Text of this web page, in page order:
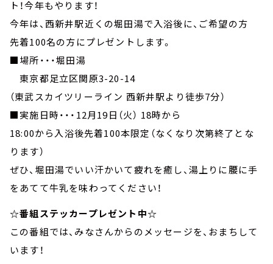
ト！今年もやります！
今年は、西新井駅近くの堀田湯で入浴後に、ご希望の方
先着100名の方にプレゼントします。
■場所・・・堀田湯
東京都足立区関原3-20-14
（東武スカイツリーライン 西新井駅より徒歩7分）
■実施日時・・・12月19日（火） 18時から
18:00から入浴後先着100本限定（なくなり次第終了とな
ります）
ぜひ、堀田湯でいい汗かいて疲れを癒し、湯上りに腰に手
をあてて牛乳を味わってください！
☆番組ステッカープレゼント中☆
この番組では、みなさんからのメッセージを、おまちして
います！